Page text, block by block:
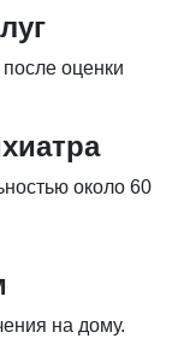
оценки
около 60
на дому.